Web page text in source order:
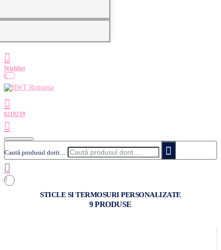
0
Caută produsul dorit....
0
STICLE SI TERMOSURI PERSONALIZATE
9 PRODUSE